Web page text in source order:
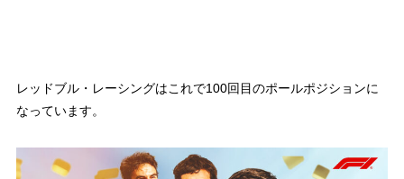
レッドブル・レーシングはこれで100回目のポールポジションに
なっています。